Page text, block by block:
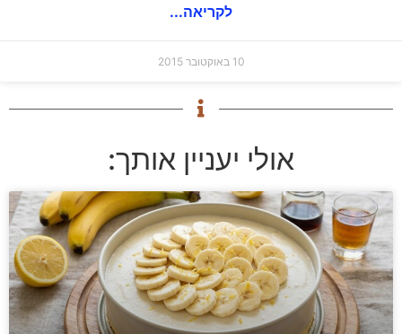
לקריאה...
10 באוקטובר 2015
אולי יעניין אותך: